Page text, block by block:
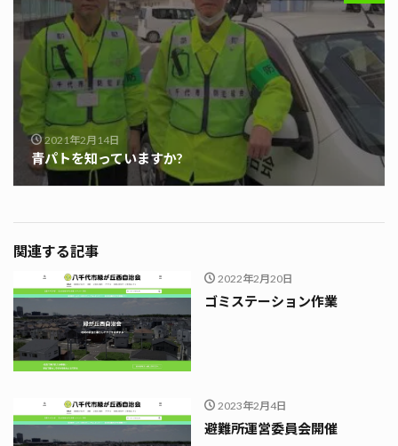
2021年2月14日
青パトを知っていますか?
関連する記事
2022年2月20日
ゴミステーション作業
2023年2月4日
避難所運営委員会開催